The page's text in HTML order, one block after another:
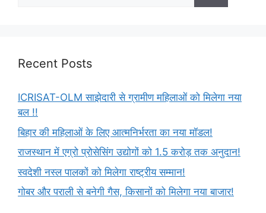
Recent Posts
ICRISAT-OLM साझेदारी से ग्रामीण महिलाओं को मिलेगा नया
बल !!
बिहार की महिलाओं के लिए आत्मनिर्भरता का नया मॉडल!
राजस्थान में एग्रो प्रोसेसिंग उद्योगों को 1.5 करोड़ तक अनुदान!
स्वदेशी नस्ल पालकों को मिलेगा राष्ट्रीय सम्मान!
गोबर और पराली से बनेगी गैस, किसानों को मिलेगा नया बाजार!